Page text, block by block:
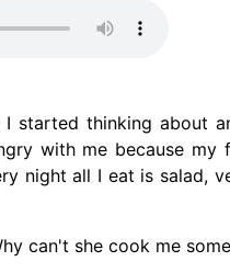
started thinking about
with me because my
night all I eat is salad,
can't she cook me